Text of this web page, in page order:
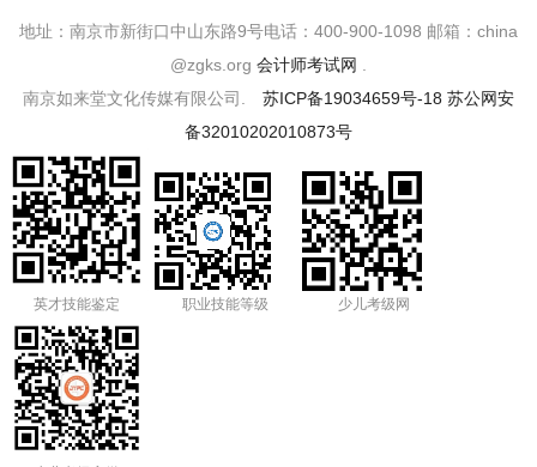
地址：南京市新街口中山东路9号电话：400-900-1098 邮箱：china
@zgks.org 会计师考试网
南京如来堂文化传媒有限公司. 苏ICP备19034659号-18 苏公网安
备32010202010873号
英才技能鉴定 职业技能等级 少儿考级网